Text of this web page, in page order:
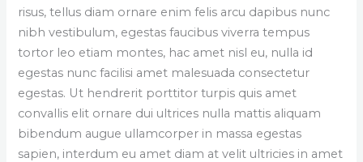
risus, tellus diam ornare enim felis arcu dapibus nunc
nibh vestibulum, egestas faucibus viverra tempus
tortor leo etiam montes, hac amet nisl eu, nulla id
egestas nunc facilisi amet malesuada consectetur
egestas. Ut hendrerit porttitor turpis quis amet
convallis elit ornare dui ultrices nulla mattis aliquam
bibendum augue ullamcorper in massa egestas
sapien, interdum eu amet diam at velit ultricies in amet